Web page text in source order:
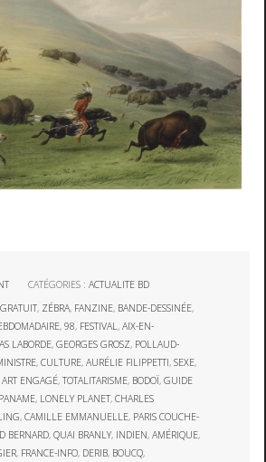
CATÉGORIES :ACTUALITE BD
GRATUIT, ZÉBRA, FANZINE, BANDE-DESSINÉE,
,98, FESTIVAL,AIX-EN-
LABORDE,GEORGES GROSZ, POLLAUD-
,CULTURE,AURÉLIE FILIPPETTI,SEXE,
ART ENGAGÉ,TOTALITARISME, BODOÏ,GUIDE
PANAME, LONELY PLANET,CHARLES
,CAMILLE EMMANUELLE, PARIS COUCHE-
BERNARD,QUAI BRANLY, INDIEN,AMÉRIQUE,
, FRANCE-INFO, DERIB, BOUCQ,